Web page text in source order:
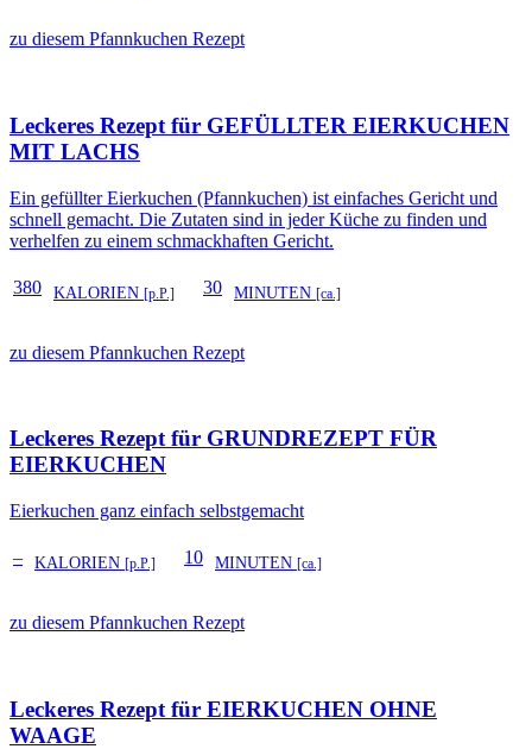
zu diesem Pfannkuchen Rezept
Leckeres Rezept für GEFÜLLTER EIERKUCHEN
MIT LACHS
Ein gefüllter Eierkuchen (Pfannkuchen) ist einfaches Gericht und
schnell gemacht. Die Zutaten sind in jeder Küche zu finden und
verhelfen zu einem schmackhaften Gericht.
380 KALORIEN [p.P.] 30 MINUTEN [ca.]
zu diesem Pfannkuchen Rezept
Leckeres Rezept für GRUNDREZEPT FÜR
EIERKUCHEN
Eierkuchen ganz einfach selbstgemacht
– KALORIEN [p.P.] 10 MINUTEN [ca.]
zu diesem Pfannkuchen Rezept
Leckeres Rezept für EIERKUCHEN OHNE
WAAGE